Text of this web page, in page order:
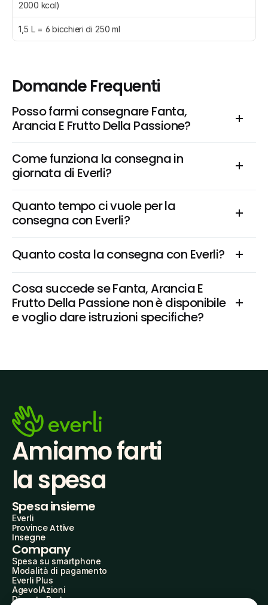
2000 kcal)
1,5 L = 6 bicchieri di 250 ml
Domande Frequenti
Posso farmi consegnare Fanta,
Arancia E Frutto Della Passione?
Come funziona la consegna in
giornata di Everli?
Quanto tempo ci vuole per la
consegna con Everli?
Quanto costa la consegna con Everli?
Cosa succede se Fanta, Arancia E
Frutto Della Passione non è disponibile
e voglio dare istruzioni specifiche?
Amiamo farti
la spesa
Spesa insieme
Everli
Province Attive
Insegne
Company
Spesa su smartphone
Modalità di pagamento
Everli Plus
AgevolAzioni
Diventa Partner